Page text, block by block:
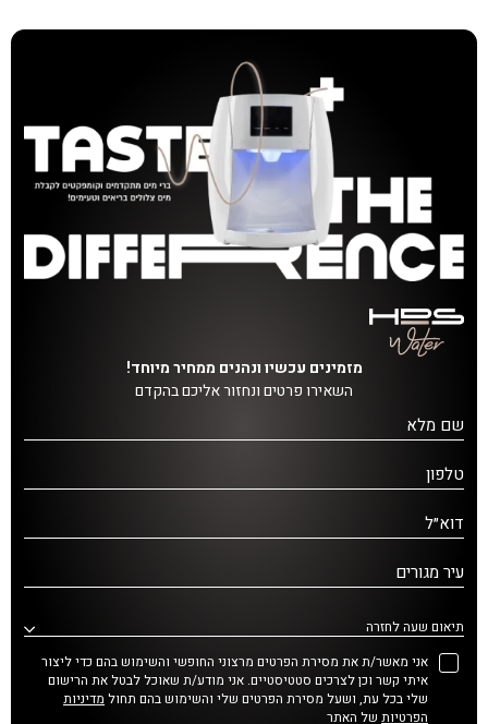
מזמינים עכשיו ונהנים ממחיר מיוחד!
השאירו פרטים ונחזור אליכם בהקדם
שם מלא
טלפון
דוא״ל
עיר מגורים
תיאום שעה לחזרה
אני מאשר/ת את מסירת הפרטים מרצוני החופשי והשימוש בהם כדי ליצור
איתי קשר וכן לצרכים סטטיסטיים. אני מודע/ת שאוכל לבטל את הרישום
שלי בכל עת, ושעל מסירת הפרטים שלי והשימוש בהם תחול מדיניות
הפרטיות של האתר